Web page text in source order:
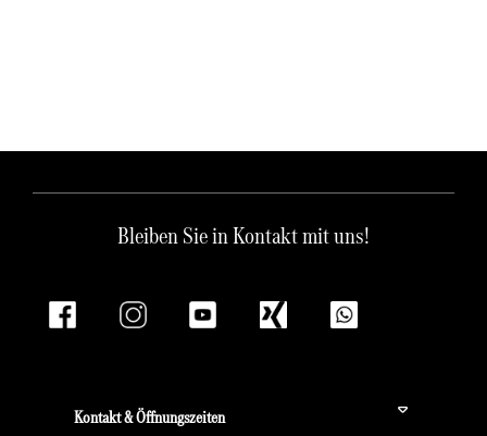
Bleiben Sie in Kontakt mit uns!
Kontakt & Öffnungszeiten